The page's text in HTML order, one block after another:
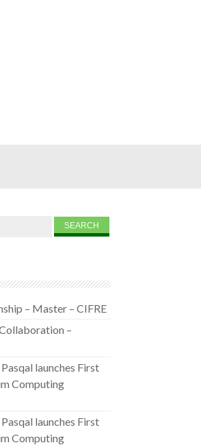
– Master – CIFRE
–
launches First
Computing
launches First
Computing